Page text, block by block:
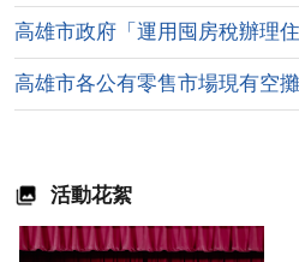
高雄市各公有零售市場現有空
活動花絮